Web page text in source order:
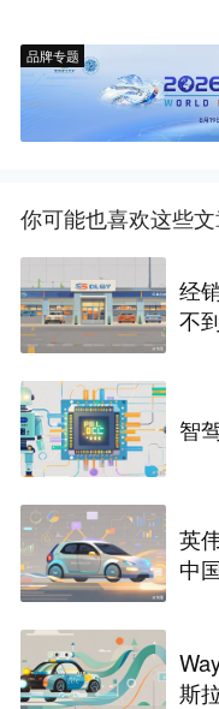
品牌专题
你可能也喜欢这些
经
不
智
英
中
斯